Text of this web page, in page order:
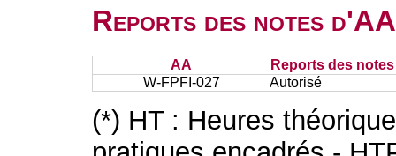
Reports des notes
AA
Reports des
W-FPFI-027
Autorisé
(*) HT : Heures